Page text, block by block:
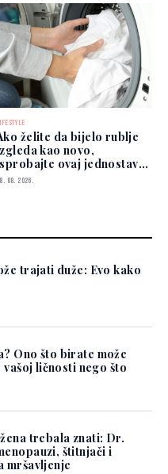
želite da bijelo rublje
kao novo,
ovaj jednostavan
08. 2026.
trajati duže: Evo kako
Ono što birate može
ličnosti nego što
trebala znati: Dr.
štitnjači i
mršavljenje